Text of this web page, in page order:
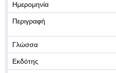
Ημερομηνία
Περιγραφή
Γλώσσα
Εκδότης